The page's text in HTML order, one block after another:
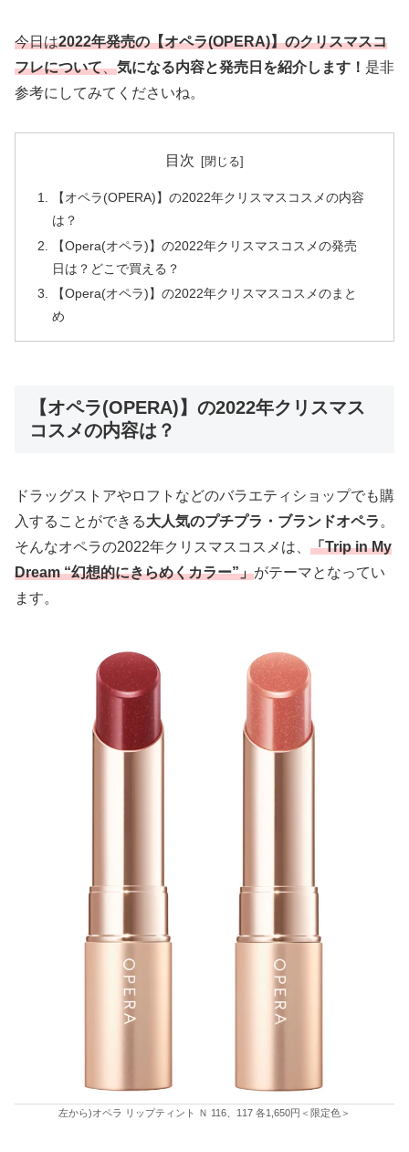
今日は2022年発売の【オペラ(OPERA)】のクリスマスコ
フレについて、気になる内容と発売日を紹介します！ 是非
参考にしてみてくださいね。
目次
【オペラ(OPERA)】の2022年クリスマスコスメの内容
は？
【Opera(オペラ)】の2022年クリスマスコスメの発売
日は？どこで買える？
【Opera(オペラ)】の2022年クリスマスコスメのまと
め
【オペラ(OPERA)】の2022年クリスマス
コスメの内容は？
ドラッグストアやロフトなどのバラエティショップでも購
入することができる大人気のプチプラ・ブランドオペラ 。
そんなオペラの2022年クリスマスコスメは、 「Trip in My
Dream “幻想的にきらめくカラー”」がテーマとなってい
ます。
左から)オペラ リップティント Ｎ 116、117 各1,650円＜限定色＞